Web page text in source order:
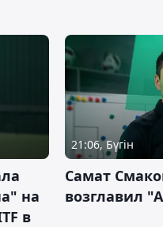
на
в
21:06, Бүгін
Самат
возглавил